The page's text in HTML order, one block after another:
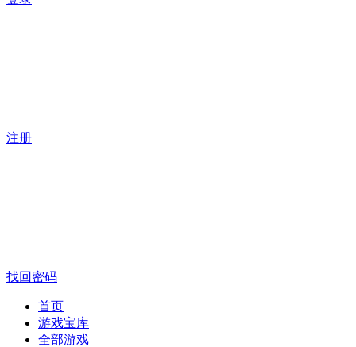
注册
找回密码
首页
游戏宝库
全部游戏